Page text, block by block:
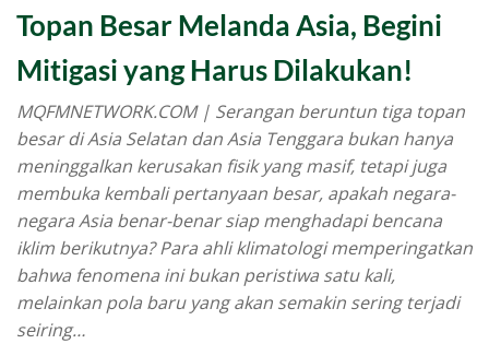
Topan Besar Melanda Asia, Begini
Mitigasi yang Harus Dilakukan!
MQFMNETWORK.COM | Serangan beruntun tiga topan
besar di Asia Selatan dan Asia Tenggara bukan hanya
meninggalkan kerusakan fisik yang masif, tetapi juga
membuka kembali pertanyaan besar, apakah negara-
negara Asia benar-benar siap menghadapi bencana
iklim berikutnya? Para ahli klimatologi memperingatkan
bahwa fenomena ini bukan peristiwa satu kali,
melainkan pola baru yang akan semakin sering terjadi
seiring…